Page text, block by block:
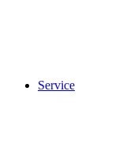
Service